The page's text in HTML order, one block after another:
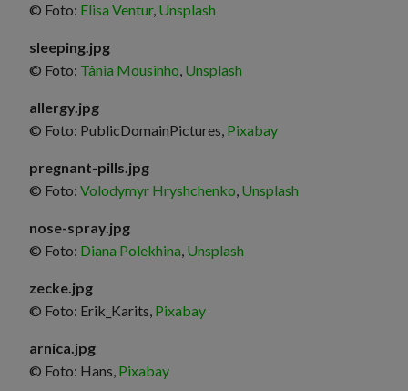
© Foto: Elisa Ventur, Unsplash
sleeping.jpg
© Foto: Tânia Mousinho, Unsplash
allergy.jpg
© Foto: PublicDomainPictures, Pixabay
pregnant-pills.jpg
© Foto: Volodymyr Hryshchenko, Unsplash
nose-spray.jpg
© Foto: Diana Polekhina, Unsplash
zecke.jpg
© Foto: Erik_Karits, Pixabay
arnica.jpg
© Foto: Hans, Pixabay